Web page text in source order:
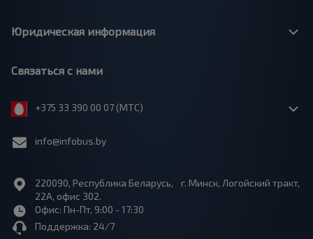
Юридическая информация
Связаться с нами
+375 33 390 00 07 (МТС)
info@infobus.by
220090, Республика Беларусь, г. Минск, Логойский тракт,
22А, офис 302.
Офис: Пн-Пт, 9:00 - 17:30
Поддержка: 24/7